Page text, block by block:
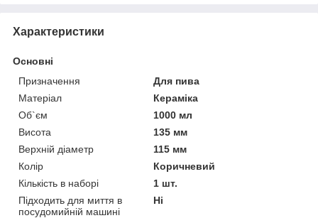
Характеристики
Основні
Призначення
Для пива
Матеріал
Кераміка
Об`єм
1000 мл
Висота
135 мм
Верхній діаметр
115 мм
Колір
Коричневий
Кількість в наборі
1 шт.
Підходить для миття в
посудомийній машині
Ні